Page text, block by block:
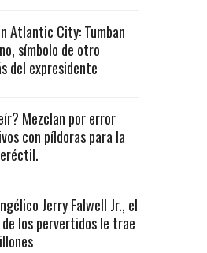
Atlantic City: Tumban
símbolo de otro
del expresidente
Mezclan por error
con píldoras para la
Jerry Falwell Jr., el
los pervertidos le trae